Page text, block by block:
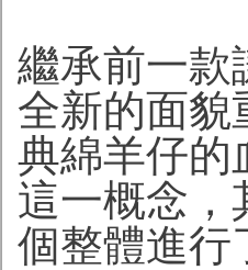
繼承前一款
全新的面貌
典綿羊仔的
這一概念，
個整體進行